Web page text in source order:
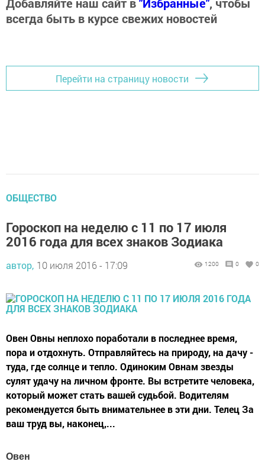
всегда быть в курсе свежих новостей
Перейти на страницу новости
ОБЩЕСТВО
Гороскоп на неделю с 11 по 17 июля
2016 года для всех знаков Зодиака
автор, 10 июля 2016 - 17:09 1200 0 0
Овен Овны неплохо поработали в последнее время,
пора и отдохнуть. Отправляйтесь на природу, на дачу -
туда, где солнце и тепло. Одиноким Овнам звезды
сулят удачу на личном фронте. Вы встретите человека,
который может стать вашей судьбой. Водителям
рекомендуется быть внимательнее в эти дни. Телец За
ваш труд вы, наконец,...
Овен